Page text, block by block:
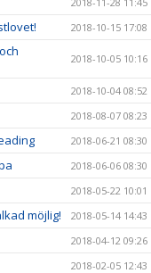
2018-10-15 17:08
2018-10-05 10:16
2018-10-04 08:52
2018-08-07 08:23
2018-06-21 08:30
2018-06-06 08:30
2018-05-22 10:01
möjlig! 2018-05-14 14:43
2018-04-12 09:26
2018-02-05 12:43